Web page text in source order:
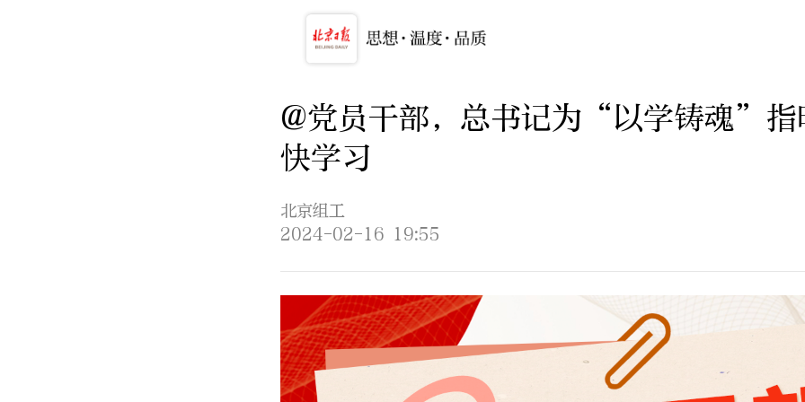
@党员干部，总书记为“以学铸魂”指
快学习
北京组工
2024-02-16 19:55